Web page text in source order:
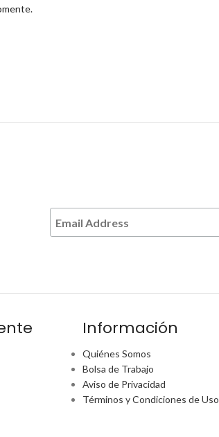
Información
Quiénes Somos
Bolsa de Trabajo
Aviso de Privacidad
Términos y Condiciones de Uso